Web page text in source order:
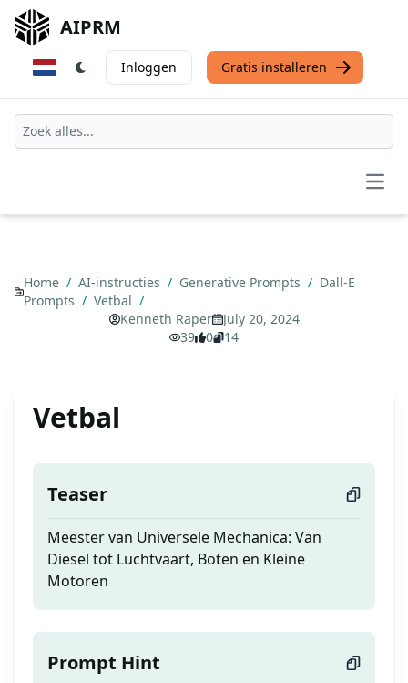
AIPRM
Inloggen Gratis installeren
Home / AI-instructies / Generative Prompts / Dall-E
Prompts / Vetbal /
Kenneth Raper
July 20, 2024
39
0 14
Vetbal
Teaser
Meester van Universele Mechanica: Van
Diesel tot Luchtvaart, Boten en Kleine
Motoren
Prompt Hint